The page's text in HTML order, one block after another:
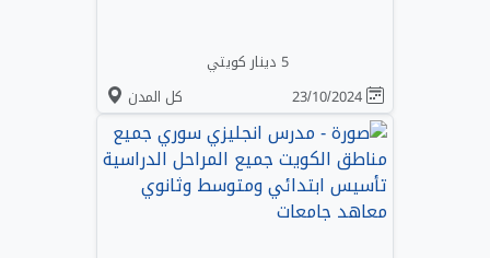
5 دينار كويتي
كل المدن